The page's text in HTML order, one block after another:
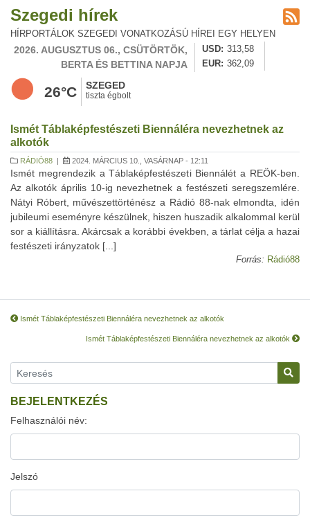
Szegedi hírek
HÍRPORTÁLOK SZEGEDI VONATKOZÁSÚ HÍREI EGY HELYEN
2026. AUGUSZTUS 06., CSÜTÖRTÖK,
BERTA ÉS BETTINA NAPJA
USD
313,58
EUR
362,09
26°C SZEGED
tiszta égbolt
Ismét Táblaképfestészeti Biennáléra nevezhetnek az
alkotók
RÁDIÓ88 | 2024. MÁRCIUS 10., VASÁRNAP - 12:11
Ismét megrendezik a Táblaképfestészeti Biennálét a REÖK-ben.
Az alkotók április 10-ig nevezhetnek a festészeti seregszemlére.
Nátyi Róbert, művészettörténész a Rádió 88-nak elmondta, idén
jubileumi eseményre készülnek, hiszen huszadik alkalommal kerül
sor a kiállításra. Akárcsak a korábbi években, a tárlat célja a hazai
festészeti irányzatok [...]
Forrás: Rádió88
Ismét Táblaképfestészeti Biennáléra nevezhetnek az alkotók
Ismét Táblaképfestészeti Biennáléra nevezhetnek az alkotók
BEJELENTKEZÉS
Felhasználói név:
Jelszó